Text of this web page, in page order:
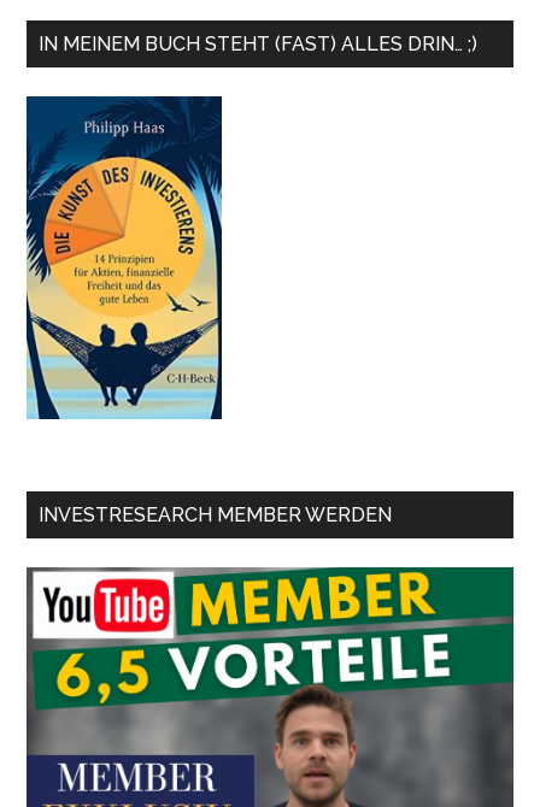
IN MEINEM BUCH STEHT (FAST) ALLES DRIN… ;)
INVESTRESEARCH MEMBER WERDEN